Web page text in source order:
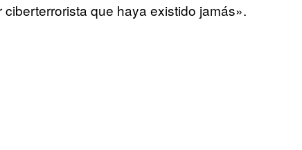
que haya existido jamás».